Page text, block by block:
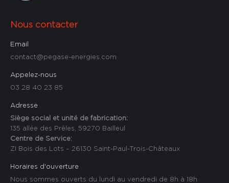
Nous contacter
Email
contact@pegase-energies.com
Appelez-nous
03 28 40 23 85
Adresse
Siège social et unité de fabrication:
135 allée des Prèles, 59270 Bailleul
Centre de Service:
ZI Bois des Lots – 26130 Saint-Paul-Trois-Châteaux
Horaires d'ouverture
Nous sommes ouverts du lundi au vendredi de 8h à 18h